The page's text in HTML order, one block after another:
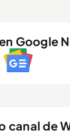
Google
canal de